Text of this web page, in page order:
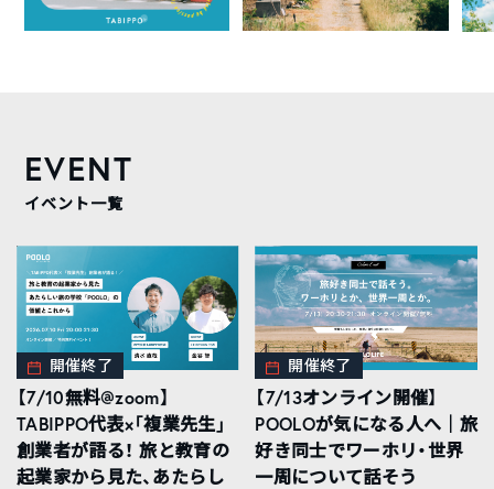
EVENT
イベント一覧
開催終了
【7/10無料@zoom】
TABIPPO代表×「複業先生」
創業者が語る！ 旅と教育の
起業家から見た、あたらし
開催終了
【7/13オンライン開催】
POOLOが気になる人へ｜旅
好き同士でワーホリ・世界
一周について話そう